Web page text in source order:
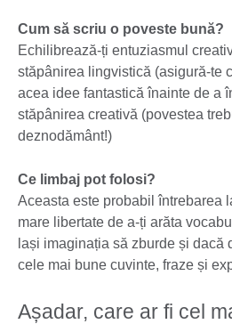
Cum să scriu o poveste bună?
Echilibrează-ți entuziasmul
stăpânirea lingvistică (asigură-te
acea idee fantastică înainte de a
stăpânirea creativă (povestea
deznodământ!)
Ce limbaj pot folosi?
Aceasta este probabil întrebarea
mare libertate de a-ți arăta
lași imaginația să zburde și dacă
cele mai bune cuvinte, fraze și
Așadar, care ar fi cel